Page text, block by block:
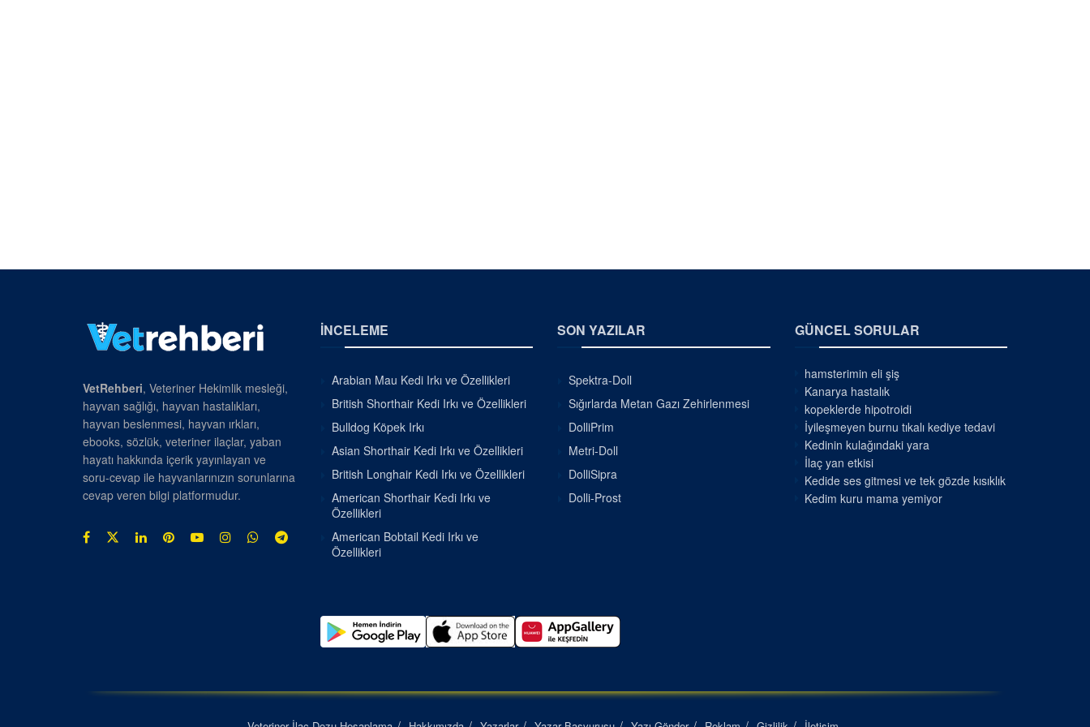
VetRehberi, Veteriner Hekimlik mesleği,
hayvan sağlığı, hayvan hastalıkları,
hayvan beslenmesi, hayvan ırkları,
ebooks, sözlük, veteriner ilaçlar, yaban
hayatı hakkında içerik yayınlayan ve
soru-cevap ile hayvanlarınızın sorunlarına
cevap veren bilgi platformudur.
İNCELEME
Arabian Mau Kedi Irkı ve Özellikleri
British Shorthair Kedi Irkı ve Özellikleri
Bulldog Köpek Irkı
Asian Shorthair Kedi Irkı ve Özellikleri
British Longhair Kedi Irkı ve Özellikleri
American Shorthair Kedi Irkı ve
Özellikleri
American Bobtail Kedi Irkı ve
Özellikleri
SON YAZILAR
Spektra-Doll
Sığırlarda Metan Gazı Zehirlenmesi
DolliPrim
Metri-Doll
DolliSipra
Dolli-Prost
GÜNCEL SORULAR
hamsterimin eli şiş
Kanarya hastalık
kopeklerde hipotroidi
İyileşmeyen burnu tıkalı kediye tedavi
Kedinin kulağındaki yara
İlaç yan etkisi
Kedide ses gitmesi ve tek gözde kısıklık
Kedim kuru mama yemiyor